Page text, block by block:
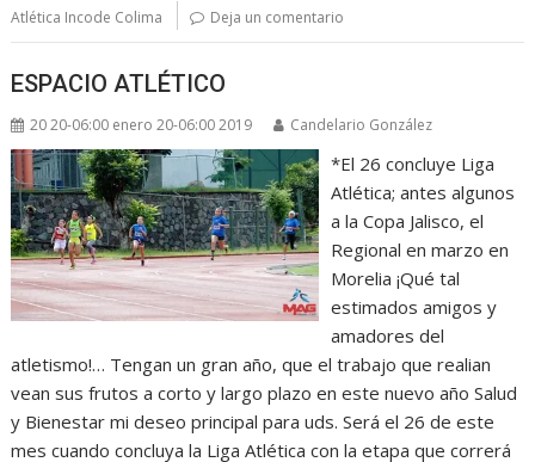
Atlética Incode Colima
Deja un comentario
ESPACIO ATLÉTICO
20 20-06:00 enero 20-06:00 2019 Candelario González
*El 26 concluye Liga
Atlética; antes algunos
a la Copa Jalisco, el
Regional en marzo en
Morelia ¡Qué tal
estimados amigos y
amadores del
atletismo!… Tengan un gran año, que el trabajo que realian
vean sus frutos a corto y largo plazo en este nuevo año Salud
y Bienestar mi deseo principal para uds. Será el 26 de este
mes cuando concluya la Liga Atlética con la etapa que correrá